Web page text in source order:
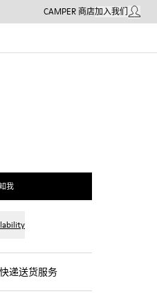
CAMPER 商店加入我们我的帳
我
递送货服务